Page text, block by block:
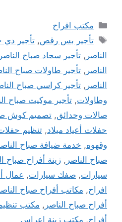
التصنيفات
مكتب افراح
الوسوم
تأجير بس رقص,تأجير
الناصر , تأجير سجاد صباح الناصر
الناصر , تأجير طاولات صباح
الناصر , تأجير كراسي صباح
وطاولات, تأجير موكيت صباح
صالات وحدائق, تصميم كوش
حفلات أعياد ميلاد, تنظيم
وقهوه, خدمة ضيافة صباح
صباح الناصر , زينة أفراح صباح
سيارات, صفك سيارات, عمال
افراح, مكاتب أفراح صباح
أفراح صباح الناصر , مكتب
أفراح, مكتب زينة اعراس